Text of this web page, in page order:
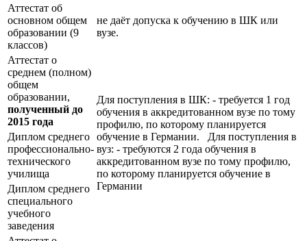
Аттестат об
основном общем
образовании (9
классов)
не даёт допуска к обучению в ШК или
вузе.
Аттестат о
среднем (полном)
общем
образовании,
полученный до
2015 года
Для поступления в ШК: - требуется 1 год
обучения в аккредитованном вузе по тому
профилю, по которому планируется
обучение в Германии. Для поступления в
вуз: - требуются 2 года обучения в
аккредитованном вузе по тому профилю,
по которому планируется обучение в
Германии
Диплом среднего
профессионально-
технического
училища
Диплом среднего
специального
учебного
заведения